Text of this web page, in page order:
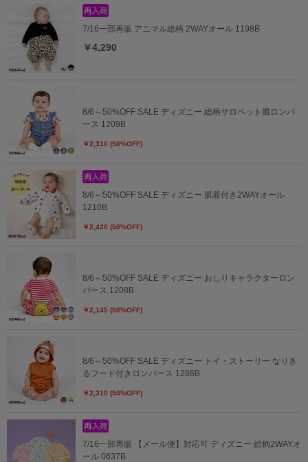
7/16一部再販 アニマル総柄 2WAYオール 1198B
￥4,290
8/6～50%OFF SALE ディズニー 総柄サロペット風ロンパ
ース 1209B
￥2,310 (50%OFF)
8/6～50%OFF SALE ディズニー 肌着付き2WAYオール
1210B
￥2,420 (50%OFF)
8/6～50%OFF SALE ディズニー おしりキャラクターロン
パース 1208B
￥2,145 (50%OFF)
8/6～50%OFF SALE ディズニー トイ・ストーリー なりき
るフード付きロンパース 1286B
￥2,310 (50%OFF)
7/16一部再販 【メール便】対応可 ディズニー 総柄2WAYオ
ール 0637B